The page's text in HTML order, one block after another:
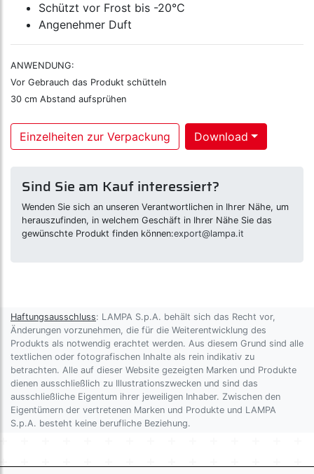
Schützt vor Frost bis -20°C
Angenehmer Duft
ANWENDUNG:
Vor Gebrauch das Produkt schütteln
30 cm Abstand aufsprühen
Einzelheiten zur Verpackung Download
Sind Sie am Kauf interessiert?
Wenden Sie sich an unseren Verantwortlichen in Ihrer Nähe, um
herauszufinden, in welchem Geschäft in Ihrer Nähe Sie das
gewünschte Produkt finden können:export@lampa.it
Haftungsausschluss: LAMPA S.p.A. behält sich das Recht vor,
Änderungen vorzunehmen, die für die Weiterentwicklung des
Produkts als notwendig erachtet werden. Aus diesem Grund sind alle
textlichen oder fotografischen Inhalte als rein indikativ zu
betrachten. Alle auf dieser Website gezeigten Marken und Produkte
dienen ausschließlich zu Illustrationszwecken und sind das
ausschließliche Eigentum ihrer jeweiligen Inhaber. Zwischen den
Eigentümern der vertretenen Marken und Produkte und LAMPA
S.p.A. besteht keine berufliche Beziehung.